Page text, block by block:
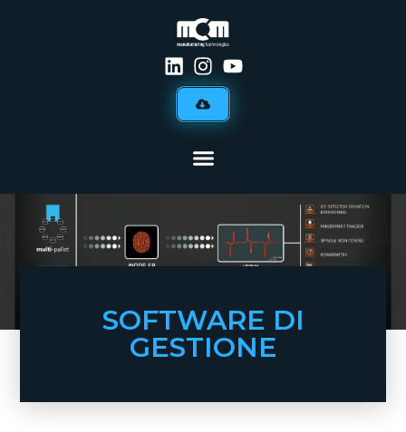
SOFTWARE DI
GESTIONE